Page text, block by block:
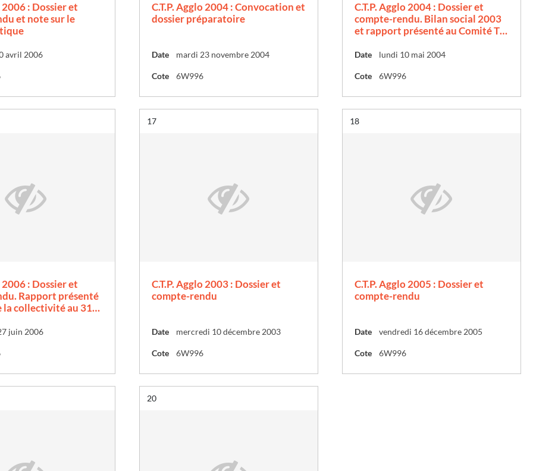
2006 : Dossier et
et note sur le
avril 2006
C.T.P. Agglo 2004 : Convocation et
dossier préparatoire
Date mardi 23 novembre 2004
Cote 6W996
C.T.P. Agglo 2004 : Dossier et
compte-rendu. Bilan social 2003
et rapport présenté au Comité T…
Date lundi 10 mai 2004
Cote 6W996
2006 : Dossier et
Rapport présenté
la collectivité au 31…
juin 2006
Résultat n°
17
C.T.P. Agglo 2003 : Dossier et
compte-rendu
Date mercredi 10 décembre 2003
Cote 6W996
Résultat n°
18
C.T.P. Agglo 2005 : Dossier et
compte-rendu
Date vendredi 16 décembre 2005
Cote 6W996
Résultat n°
20